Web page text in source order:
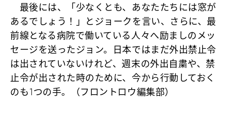
最後には、「少なくとも、あなたたちには窓が
あるでしょう！」とジョークを言い、さらに、最
前線となる病院で働いている人々へ励ましのメッ
セージを送ったジョン。日本ではまだ外出禁止令
は出されていないけれど、週末の外出自粛や、禁
止令が出された時のために、今から行動しておく
のも1つの手。（フロントロウ編集部）